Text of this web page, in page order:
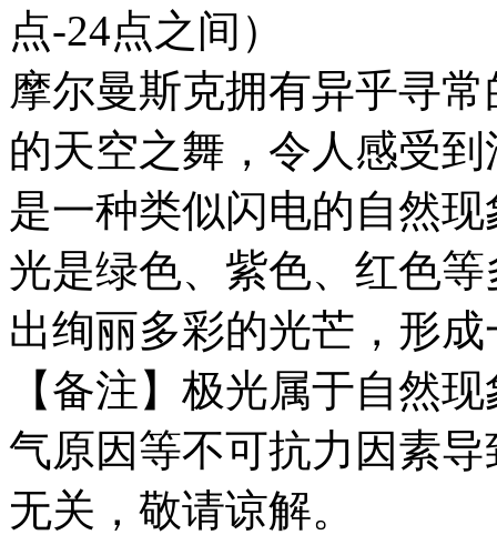
点-24点之间）
摩尔曼斯克拥有异乎寻
的天空之舞，令人感受
是一种类似闪电的自然
光是绿色、紫色、红色
出绚丽多彩的光芒，形
【备注】极光属于自然
气原因等不可抗力因素
无关，敬请谅解。